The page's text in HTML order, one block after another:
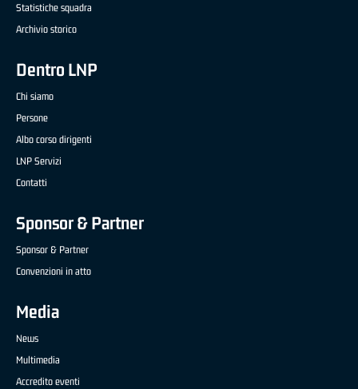
Statistiche squadra
Archivio storico
Dentro LNP
Chi siamo
Persone
Albo corso dirigenti
LNP Servizi
Contatti
Sponsor & Partner
Sponsor & Partner
Convenzioni in atto
Media
News
Multimedia
Accredito eventi